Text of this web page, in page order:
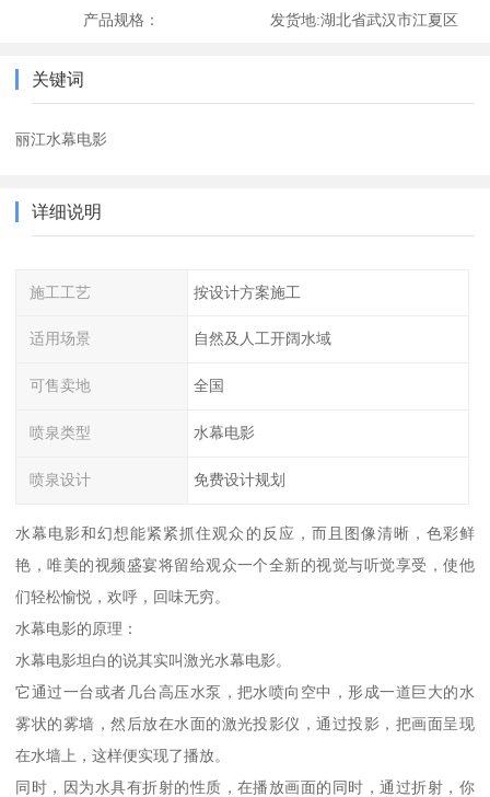
产品规格： 发货地:湖北省武汉市江夏区
关键词
丽江水幕电影
详细说明
施工工艺 按设计方案施工
适用场景 自然及人工开阔水域
可售卖地 全国
喷泉类型 水幕电影
喷泉设计 免费设计规划
水幕电影和幻想能紧紧抓住观众的反应，而且图像清晰，色彩鲜
艳，唯美的视频盛宴将留给观众一个全新的视觉与听觉享受，使他
们轻松愉悦，欢呼，回味无穷。
水幕电影的原理：
水幕电影坦白的说其实叫激光水幕电影。
它通过一台或者几台高压水泵，把水喷向空中，形成一道巨大的水
雾状的雾墙，然后放在水面的激光投影仪，通过投影，把画面呈现
在水墙上，这样便实现了播放。
同时，因为水具有折射的性质，在播放画面的同时，通过折射，你